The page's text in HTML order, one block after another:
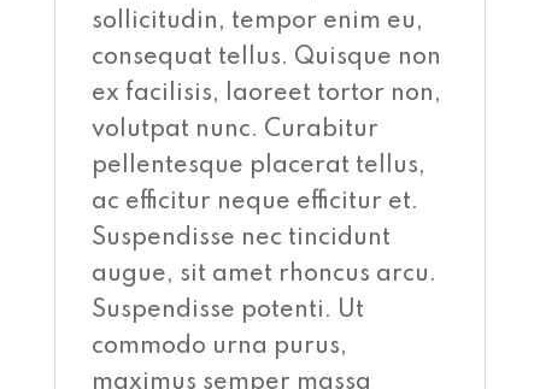
sollicitudin, tempor enim eu,
consequat tellus. Quisque non
ex facilisis, laoreet tortor non,
volutpat nunc. Curabitur
pellentesque placerat tellus,
ac efficitur neque efficitur et.
Suspendisse nec tincidunt
augue, sit amet rhoncus arcu.
Suspendisse potenti. Ut
commodo urna purus,
maximus semper massa